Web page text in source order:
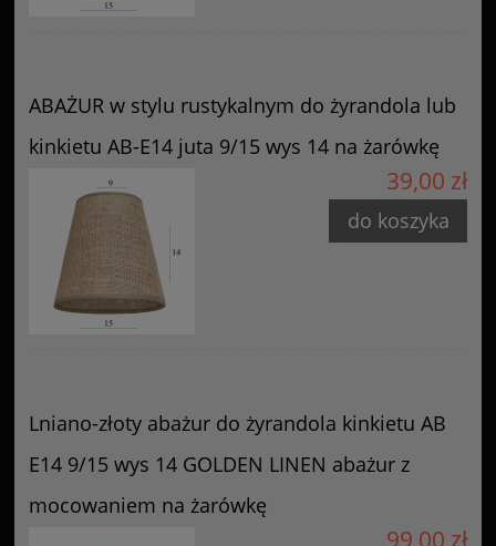
ABAŻUR w stylu rustykalnym do żyrandola lub
kinkietu AB-E14 juta 9/15 wys 14 na żarówkę
39,00 zł
do koszyka
Lniano-złoty abażur do żyrandola kinkietu AB
E14 9/15 wys 14 GOLDEN LINEN abażur z
mocowaniem na żarówkę
99,00 zł